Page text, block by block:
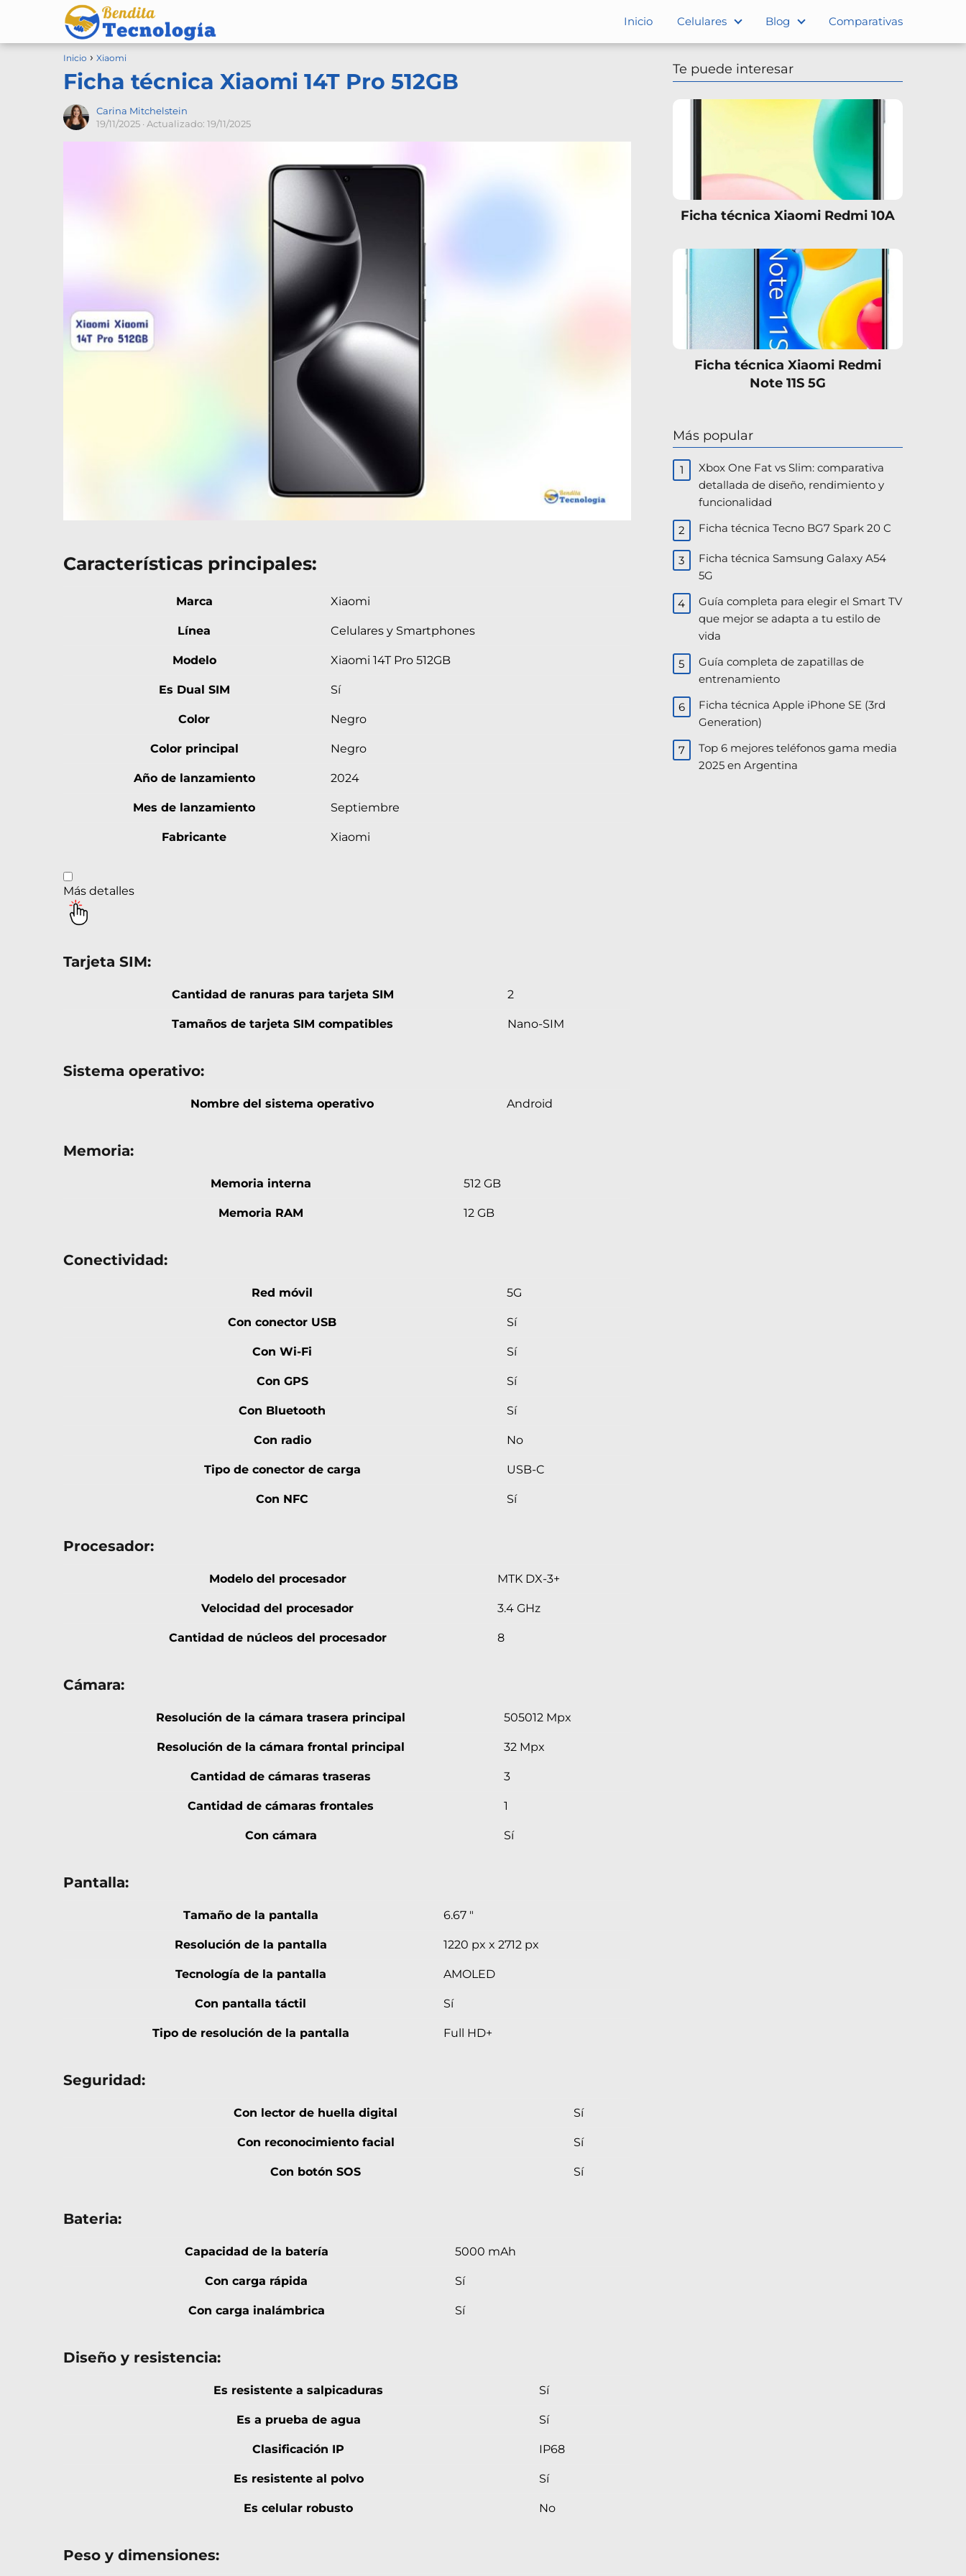
Inicio Celulares Blog Comparativas
Inicio Xiaomi
Ficha técnica Xiaomi 14T Pro 512GB
Carina Mitchelstein
19/11/2025 · Actualizado: 19/11/2025
Características principales:
Marca Xiaomi
Línea Celulares y Smartphones
Modelo Xiaomi 14T Pro 512GB
Es Dual SIM Sí
Color Negro
Color principal Negro
Año de lanzamiento 2024
Mes de lanzamiento Septiembre
Fabricante Xiaomi
Más detalles
Tarjeta SIM:
Cantidad de ranuras para tarjeta SIM 2
Tamaños de tarjeta SIM compatibles Nano-SIM
Sistema operativo:
Nombre del sistema operativo Android
Memoria:
Memoria interna 512 GB
Memoria RAM 12 GB
Conectividad:
Red móvil 5G
Con conector USB Sí
Con Wi-Fi Sí
Con GPS Sí
Con Bluetooth Sí
Con radio No
Tipo de conector de carga USB-C
Con NFC Sí
Procesador:
Modelo del procesador MTK DX-3+
Velocidad del procesador 3.4 GHz
Cantidad de núcleos del procesador 8
Cámara:
Resolución de la cámara trasera principal 505012 Mpx
Resolución de la cámara frontal principal 32 Mpx
Cantidad de cámaras traseras 3
Cantidad de cámaras frontales 1
Con cámara Sí
Pantalla:
Tamaño de la pantalla 6.67 "
Resolución de la pantalla 1220 px x 2712 px
Tecnología de la pantalla AMOLED
Con pantalla táctil Sí
Tipo de resolución de la pantalla Full HD+
Seguridad:
Con lector de huella digital Sí
Con reconocimiento facial Sí
Con botón SOS Sí
Bateria:
Capacidad de la batería 5000 mAh
Con carga rápida Sí
Con carga inalámbrica Sí
Diseño y resistencia:
Es resistente a salpicaduras Sí
Es a prueba de agua Sí
Clasificación IP IP68
Es resistente al polvo Sí
Es celular robusto No
Peso y dimensiones:
Te puede interesar
Ficha técnica Xiaomi Redmi 10A
Ficha técnica Xiaomi Redmi
Note 11S 5G
Más popular
Xbox One Fat vs Slim: comparativa
detallada de diseño, rendimiento y
funcionalidad
Ficha técnica Tecno BG7 Spark 20 C
Ficha técnica Samsung Galaxy A54
5G
Guía completa para elegir el Smart TV
que mejor se adapta a tu estilo de
vida
Guía completa de zapatillas de
entrenamiento
Ficha técnica Apple iPhone SE (3rd
Generation)
Top 6 mejores teléfonos gama media
2025 en Argentina